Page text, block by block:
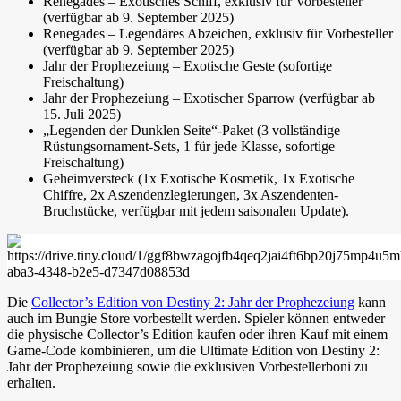
(verfügbar ab 9. September 2025)
Renegades – Legendäres Abzeichen, exklusiv für Vorbesteller
(verfügbar ab 9. September 2025)
Jahr der Prophezeiung – Exotische Geste (sofortige
Freischaltung)
Jahr der Prophezeiung – Exotischer Sparrow (verfügbar ab
15. Juli 2025)
„Legenden der Dunklen Seite“-Paket (3 vollständige
Rüstungsornament-Sets, 1 für jede Klasse, sofortige
Freischaltung)
Geheimversteck (1x Exotische Kosmetik, 1x Exotische
Chiffre, 2x Aszendenzlegierungen, 3x Aszendenten-
Bruchstücke, verfügbar mit jedem saisonalen Update).
Die Collector’s Edition von Destiny 2: Jahr der Prophezeiung kann
auch im Bungie Store vorbestellt werden. Spieler können entweder
die physische Collector’s Edition kaufen oder ihren Kauf mit einem
Game-Code kombinieren, um die Ultimate Edition von Destiny 2:
Jahr der Prophezeiung sowie die exklusiven Vorbestellerboni zu
erhalten.